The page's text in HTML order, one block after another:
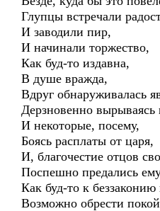
Глупцы встречали
И заводили пир,
И начинали торжество,
Как буд-то издавна,
В душе вражда,
Вдруг обнаруживалась
Дерзновенно вырываясь
И некоторые, посему,
Боясь расплаты от царя,
И, благочестие отцов
Поспешно предались
Как буд-то к беззаконию
Возможно обрести